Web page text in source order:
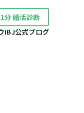
分 婚活診断
IBJ公式ブログ